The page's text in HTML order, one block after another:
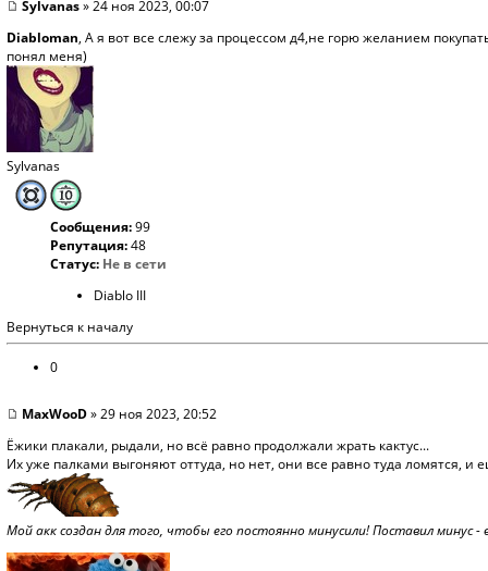
Sylvanas» 24 ноя 2023, 00:07
Diabloman, А я вот все слежу за процессом д4,не горю желанием
понял меня)
Sylvanas
Сообщения:99
Репутация:48
Статус: Не в сети
Diablo III
Вернуться к началу
0
MaxWooD» 29 ноя 2023, 20:52
Ёжики плакали, рыдали, но всё равно продолжали жрать кактус...
Их уже палками выгоняют оттуда, но нет, они все равно туда ломятся, и
Мой акк создан для того, чтобы его постоянно минусили! Поставил минус -